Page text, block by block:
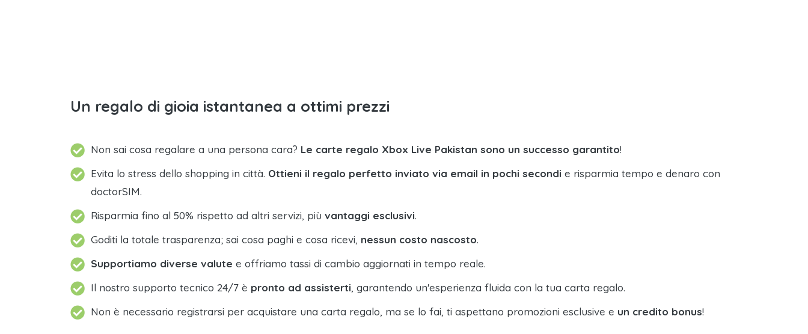
Un regalo di gioia istantanea a ottimi prezzi
Non sai cosa regalare a una persona cara? Le carte regalo Xbox Live Pakistan sono un successo garantito!
Evita lo stress dello shopping in città. Ottieni il regalo perfetto inviato via email in pochi secondi e risparmia tempo e denaro con
doctorSIM.
Risparmia fino al 50% rispetto ad altri servizi, più vantaggi esclusivi.
Goditi la totale trasparenza; sai cosa paghi e cosa ricevi, nessun costo nascosto.
Supportiamo diverse valute e offriamo tassi di cambio aggiornati in tempo reale.
Il nostro supporto tecnico 24/7 è pronto ad assisterti, garantendo un'esperienza fluida con la tua carta regalo.
Non è necessario registrarsi per acquistare una carta regalo, ma se lo fai, ti aspettano promozioni esclusive e un credito bonus!